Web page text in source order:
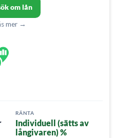
om lån
mer →
RÄNTA
Individuell (sätts av
långivaren) %